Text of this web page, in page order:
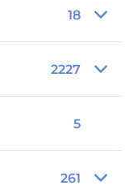
18
2227
5
261